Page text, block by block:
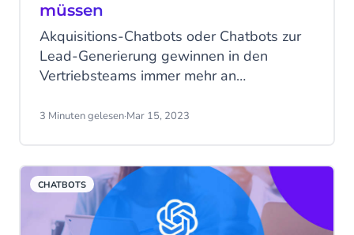
müssen
Akquisitions-Chatbots oder Chatbots zur
Lead-Generierung gewinnen in den
Vertriebsteams immer mehr an
und auswerten sowie bestehende Kunden
gestellten Fragen und zeigen Ihnen, wie
ein Akquise-Chatbot Ihre Vertriebsfunktion
revolutionieren kann.
3 Minuten gelesen·Mar 15, 2023
CHATBOTS